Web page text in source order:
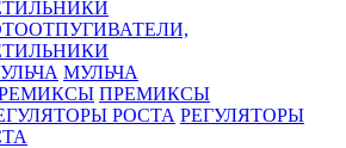
МУЛЬЧА
ПРЕМИКСЫ
РЕГУЛЯТОРЫ